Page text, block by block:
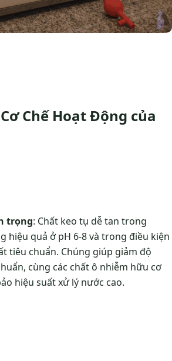
Chế Hoạt Động của
trọng: Chất keo tụ dễ tan trong
hiệu quả ở pH 6-8 và trong điều kiện
tiêu chuẩn. Chúng giúp giảm độ
cùng các chất ô nhiễm hữu cơ
hiệu suất xử lý nước cao.